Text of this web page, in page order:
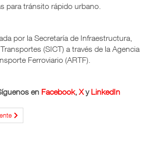
para tránsito rápido urbano.
por la Secretaría de Infraestructura,
(SICT) a través de la Agencia
Ferroviario (ARTF).
en Facebook, Xy LinkedIn